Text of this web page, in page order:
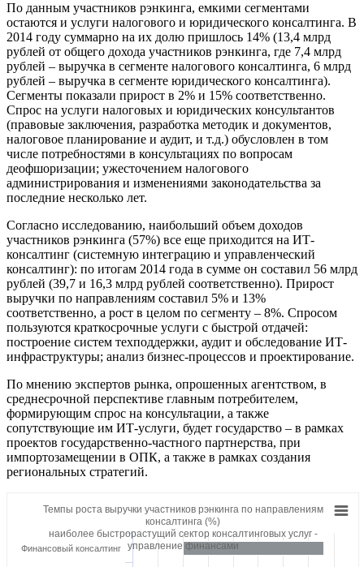
По данным участников рэнкинга, емкими сегментами
остаются и услуги налогового и юридического консалтинга. В
2014 году суммарно на их долю пришлось 14% (13,4 млрд
рублей от общего дохода участников рэнкинга, где 7,4 млрд
рублей – выручка в сегменте налогового консалтинга, 6 млрд
рублей – выручка в сегменте юридического консалтинга).
Сегменты показали прирост в 2% и 15% соответственно.
Спрос на услуги налоговых и юридических консультантов
(правовые заключения, разработка методик и документов,
налоговое планирование и аудит, и т.д.) обусловлен в том
числе потребностями в консультациях по вопросам
деофшоризации; ужесточением налогового
администрирования и изменениями законодательства за
последние несколько лет.
Согласно исследованию, наибольший объем доходов
участников рэнкинга (57%) все еще приходится на ИТ-
консалтинг (системную интеграцию и управленческий
консалтинг): по итогам 2014 года в сумме он составил 56 млрд
рублей (39,7 и 16,3 млрд рублей соответственно). Прирост
выручки по направлениям составил 5% и 13%
соответственно, а рост в целом по сегменту – 8%. Спросом
пользуются краткосрочные услуги с быстрой отдачей:
построение систем техподдержки, аудит и обследование ИТ-
инфраструктуры; анализ бизнес-процессов и проектирование.
По мнению экспертов рынка, опрошенных агентством, в
среднесрочной перспективе главным потребителем,
формирующим спрос на консультации, а также
сопутствующие им ИТ-услуги, будет государство – в рамках
проектов государственно-частного партнерства, при
импортозамещении в ОПК, а также в рамках создания
региональных стратегий.
Темпы роста выручки участников рэнкинга по направлениям
консалтинга (%)
наиболее быстрорастущий сектор консалтинговых услуг -
управление финансами
Финансовый консалтинг